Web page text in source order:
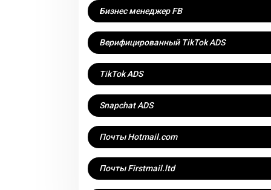
Бизнес менеджер FB
Верифицированный TikTok ADS
TikTok ADS
Snapchat ADS
Почты Hotmail.com
Почты Firstmail.ltd